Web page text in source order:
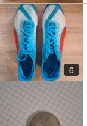
6